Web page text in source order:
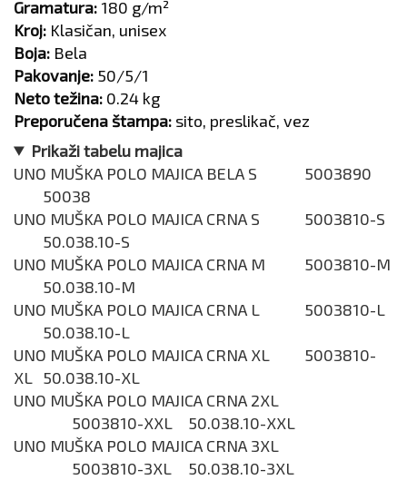
Gramatura: 180 g/m²
Kroj: Klasičan, unisex
Boja: Bela
Pakovanje: 50/5/1
Neto težina: 0.24 kg
Preporučena štampa: sito, preslikač, vez
Prikaži tabelu majica
UNO MUŠKA POLO MAJICA BELA S
5003890
50038
UNO MUŠKA POLO MAJICA CRNA S
5003810-S
50.038.10-S
UNO MUŠKA POLO MAJICA CRNA M
5003810-M
50.038.10-M
UNO MUŠKA POLO MAJICA CRNA L
5003810-L
50.038.10-L
UNO MUŠKA POLO MAJICA CRNA XL
5003810-
XL 50.038.10-XL
UNO MUŠKA POLO MAJICA CRNA 2XL
5003810-XXL
50.038.10-XXL
UNO MUŠKA POLO MAJICA CRNA 3XL
5003810-3XL
50.038.10-3XL